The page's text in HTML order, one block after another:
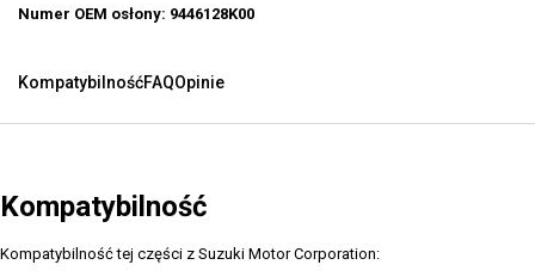
Numer OEM osłony: 9446128K00
KompatybilnośćFAQOpinie
Kompatybilność
Kompatybilność tej części z Suzuki Motor Corporation: